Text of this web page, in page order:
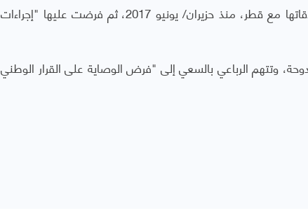
وقطعت كل من السعودية والإمارات والبحرين ومصر علاقاتها مع قطر، منذ حزيران/ يونيو 2017، ثم فرضت عليها "إجراءات
وتتهم الرباعي بالسعي إلى "فرض الوصاية على القرار الوطني